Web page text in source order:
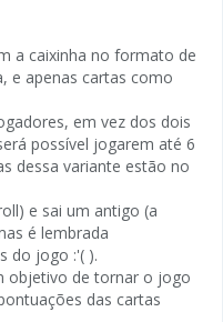
a caixinha no formato de
e apenas cartas como
em vez dos dois
possível jogarem até 6
dessa variante estão no
e sai um antigo (a
é lembrada
do jogo :'( ).
objetivo de tornar o jogo
das cartas